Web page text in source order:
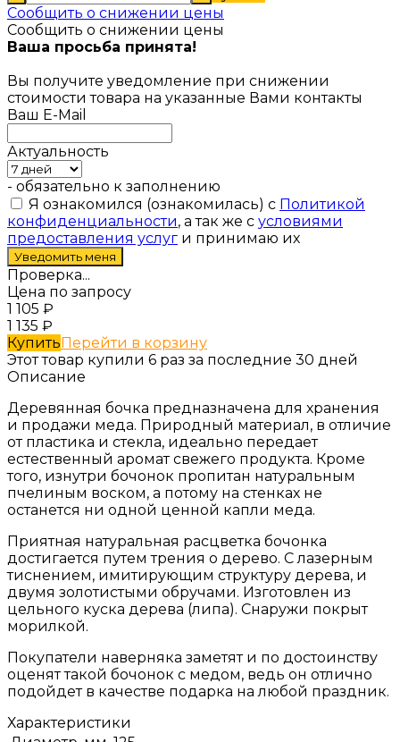
Сообщить о снижении цены
Сообщить о снижении цены
Ваша просьба принята!
Вы получите уведомление при снижении
стоимости товара на указанные Вами контакты
Ваш E-Mail
Актуальность
- обязательно к заполнению
Я ознакомился (ознакомилась) с Политикой
конфиденциальности, а так же с условиями
предоставления услуг и принимаю их
Проверка...
Цена по запросу
1 105 ₽
1 135 ₽
КупитьПерейти в корзину
Этот товар купили 6 раз за последние 30 дней
Описание
Деревянная бочка предназначена для хранения
и продажи меда. Природный материал, в отличие
от пластика и стекла, идеально передает
естественный аромат свежего продукта. Кроме
того, изнутри бочонок пропитан натуральным
пчелиным воском, а потому на стенках не
останется ни одной ценной капли меда.
Приятная натуральная расцветка бочонка
достигается путем трения о дерево. С лазерным
тиснением, имитирующим структуру дерева, и
двумя золотистыми обручами. Изготовлен из
цельного куска дерева (липа). Снаружи покрыт
морилкой.
Покупатели наверняка заметят и по достоинству
оценят такой бочонок с медом, ведь он отлично
подойдет в качестве подарка на любой праздник.
Характеристики